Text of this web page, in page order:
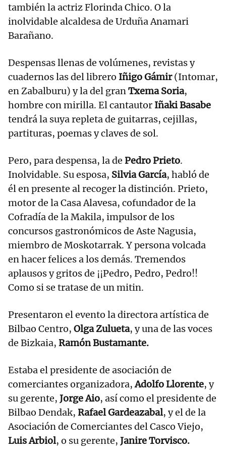
también la actriz Florinda Chico. O la
inolvidable alcaldesa de Urduña Anamari
Barañano.
Despensas llenas de volúmenes, revistas y
cuadernos las del librero Iñigo Gámir(Intomar,
en Zabalburu) y la del granTxema Soria,
hombre con mirilla. El cantautor Iñaki Basabe
tendrá la suya repleta de guitarras, cejillas,
partituras, poemas y claves de sol.
Pero, para despensa, la de Pedro Prieto.
Inolvidable. Su esposa, Silvia García, habló de
él en presente al recoger la distinción. Prieto,
motor de la Casa Alavesa, cofundador de la
Cofradía de la Makila, impulsor de los
concursos gastronómicos de Aste Nagusia,
miembro de Moskotarrak. Y persona volcada
en hacer felices a los demás. Tremendos
aplausos y gritos de ¡¡Pedro, Pedro, Pedro!!
Como si se tratase de un mitin.
Presentaron el evento la directora artística de
Bilbao Centro, Olga Zulueta, y una de las voces
de Bizkaia, Ramón Bustamante.
Estaba el presidente de asociación de
comerciantes organizadora,Adolfo Llorente, y
su gerente, Jorge Aio, así como el presidente de
Bilbao Dendak, Rafael Gardeazabal, y el de la
Asociación de Comerciantes del Casco Viejo,
Luis Arbiol, o su gerente, Janire Torvisco.